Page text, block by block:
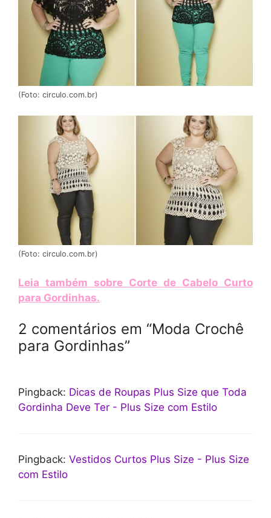
(Foto: circulo.com.br)
(Foto: circulo.com.br)
Leia também sobre Corte de Cabelo Curto
para Gordinhas.
2 comentários em “Moda Crochê
para Gordinhas”
Pingback: Dicas de Roupas Plus Size que Toda
Gordinha Deve Ter - Plus Size com Estilo
Pingback: Vestidos Curtos Plus Size - Plus Size
com Estilo